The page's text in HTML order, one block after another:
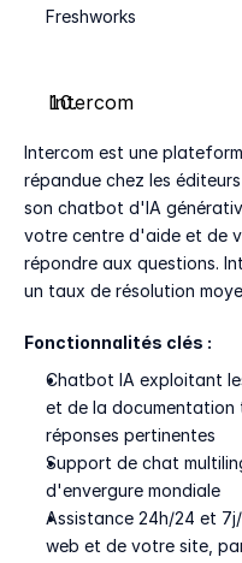
Freshworks
Intercom
Intercom est une
répandue chez les
son chatbot d'IA
votre centre d'aide et de
répondre aux questions.
un taux de résolution
Fonctionnalités clés :
Chatbot IA exploitant
et de la documentation
réponses pertinentes
Support de chat
d'envergure mondiale
Assistance 24h/24 et
web et de votre site,